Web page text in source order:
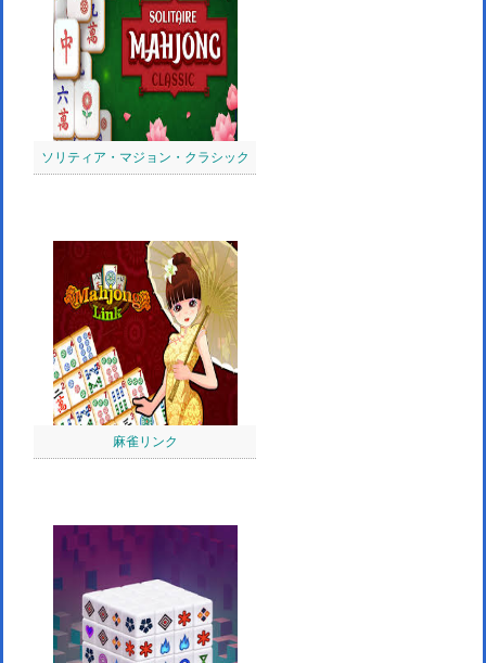
ソリティア・マジョン・クラシック
麻雀リンク